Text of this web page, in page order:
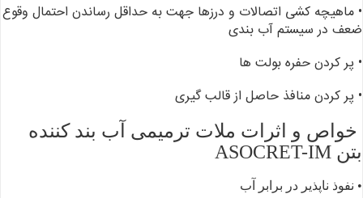
• ماهیچه کشی اتصالات و درزها جهت به حداقل رساندن احتمال وقوع
ضعف در سیستم آب بندی
• پر کردن حفره بولت ها
• پر کردن منافذ حاصل ازقالب گیری
خواص و اثرات ملات ترمیمی آب بند کننده
بتن ASOCRET-IM
• نفوذ ناپذیر در برابر آب